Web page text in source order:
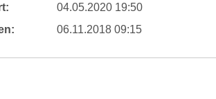
04.05.2020 19:50
06.11.2018 09:15